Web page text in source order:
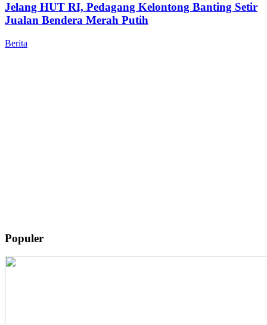
Jelang HUT RI, Pedagang Kelontong Banting Setir
Jualan Bendera Merah Putih
Berita
Populer